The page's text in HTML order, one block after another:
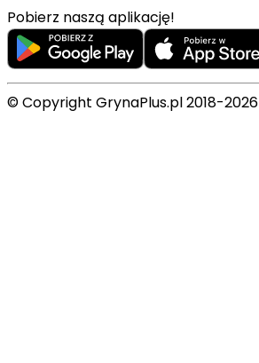
Pobierz naszą aplikację!
© Copyright GrynaPlus.pl 2018-2026